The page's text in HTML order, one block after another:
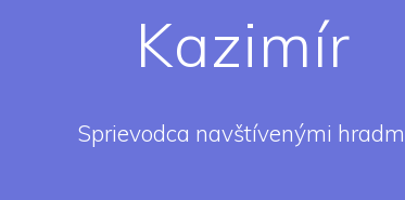
Kazimír
Sprievodca navštívenými